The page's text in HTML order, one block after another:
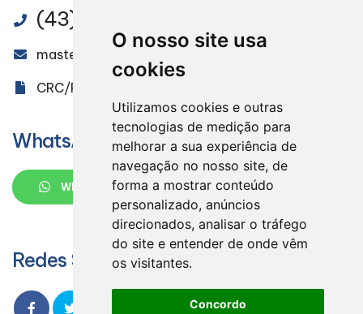
O nosso site usa
cookies
Utilizamos cookies e outras
tecnologias de medição para
melhorar a sua experiência de
navegação no nosso site, de
forma a mostrar conteúdo
personalizado, anúncios
direcionados, analisar o tráfego
do site e entender de onde vêm
os visitantes.
Concordo
(43) 3232-4491
masteraudit@masteraudit.com.br
CRC/PR 005851/O-9
WhatsApp
WHATSAPP
Redes Sociais